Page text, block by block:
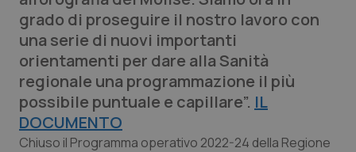
Basilicata
Calabria
Campania
Emilia-Romagna
Artrite & artrosi
Asma & BPCO
Car-T
Colesterolo & coronaropatie
QS Club Newsletter
grado di proseguire il nostro lavoro con
una serie di nuovi importanti
orientamenti per dare alla Sanità
regionale una programmazione il più
possibile puntuale e capillare”. IL
DOCUMENTO
Chiuso il Programma operativo 2022-24 della Regione